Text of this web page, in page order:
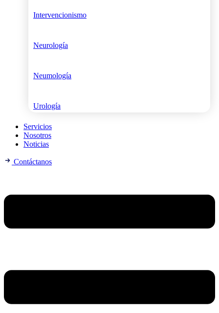
Intervencionismo
Neurología
Neumología
Urología
Servicios
Nosotros
Noticias
Contáctanos